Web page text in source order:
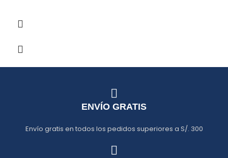
ENVÍO GRATIS
Envío gratis en todos los pedidos superiores a S/. 300